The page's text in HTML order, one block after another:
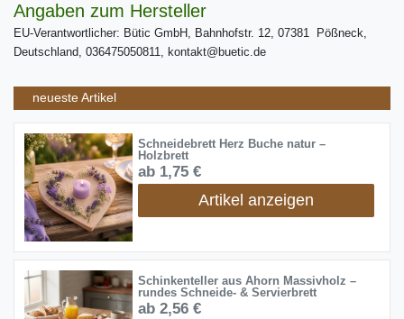
Angaben zum Hersteller
EU-Verantwortlicher: Bütic GmbH, Bahnhofstr. 12, 07381 Pößneck,
Deutschland, 036475050811, kontakt@buetic.de
neueste Artikel
Schneidebrett Herz Buche natur –
Holzbrett
ab 1,75 €
Artikel anzeigen
Schinkenteller aus Ahorn Massivholz –
rundes Schneide- & Servierbrett
ab 2,56 €